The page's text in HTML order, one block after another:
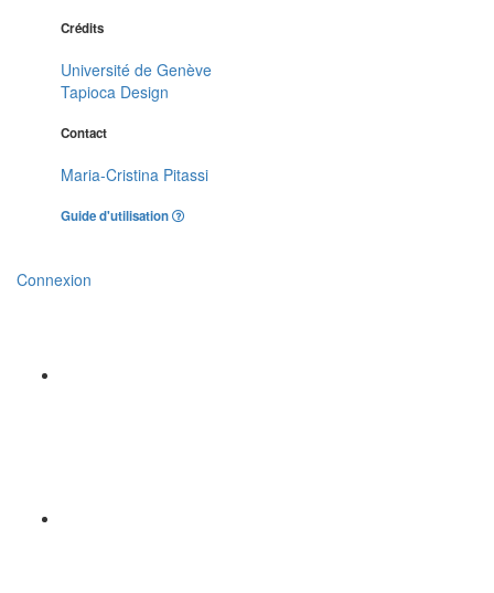
Crédits
Université de Genève
Tapioca Design
Contact
Maria-Cristina Pitassi
Guide d'utilisation
Connexion